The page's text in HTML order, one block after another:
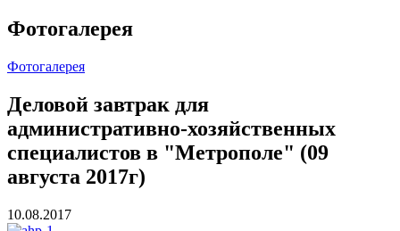
Фотогалерея
Фотогалерея
Деловой завтрак для
административно-хозяйственных
специалистов в "Метрополе" (09
августа 2017г)
10.08.2017